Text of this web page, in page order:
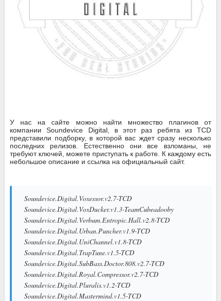
У нас на сайте можно найти множество плагинов от
компании Soundevice Digital, в этот раз ребята из TCD
представили подборку, в которой вас ждет сразу несколько
последних релизов. Естественно они все взломаны, не
требуют ключей, можете приступать к работе. К каждому есть
небольшое описание и ссылка на официальный сайт.
Soundevice.Digital.Voxessor.v2.7-TCD
Soundevice.Digital.VoxDucker.v1.3-TeamCubeadooby
Soundevice.Digital.Verbum.Entropic.Hall.v2.8-TCD
Soundevice.Digital.Urban.Puncher.v1.9-TCD
Soundevice.Digital.UniChannel.v1.8-TCD
Soundevice.Digital.TrapTune.v1.5-TCD
Soundevice.Digital.SubBass.Doctor.808.v2.7-TCD
Soundevice.Digital.Royal.Compressor.v2.7-TCD
Soundevice.Digital.Pluralis.v1.2-TCD
Soundevice.Digital.Mastermind.v1.5-TCD